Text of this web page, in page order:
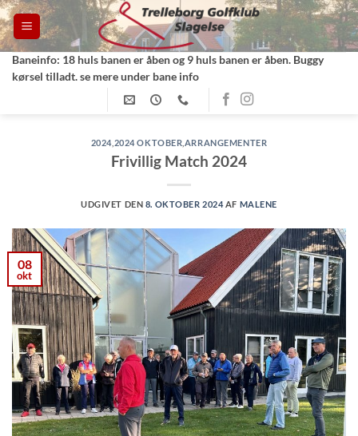
Fortsæt
til
indhold
Baneinfo: 18 huls banen er åben og 9 huls banen er åben. Buggy
kørsel tilladt. se mere under bane info
2024 2024 OKTOBER ARRANGEMENTER
Frivillig Match 2024
UDGIVET DEN 8. OKTOBER 2024 AF MALENE
08
okt